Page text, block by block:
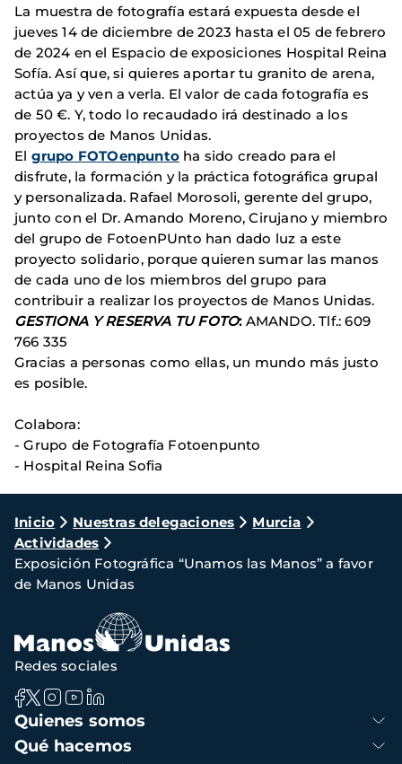
La muestra de fotografía estará expuesta desde el
jueves 14 de diciembre de 2023 hasta el 05 de febrero
de 2024 en el Espacio de exposiciones Hospital Reina
Sofía. Así que, si quieres aportar tu granito de arena,
actúa ya y ven a verla. El valor de cada fotografía es
de 50 €. Y, todo lo recaudado irá destinado a los
proyectos de Manos Unidas.
El grupo FOTOenpunto ha sido creado para el
disfrute, la formación y la práctica fotográfica grupal
y personalizada. Rafael Morosoli, gerente del grupo,
junto con el Dr. Amando Moreno, Cirujano y miembro
del grupo de FotoenPUnto han dado luz a este
proyecto solidario, porque quieren sumar las manos
de cada uno de los miembros del grupo para
contribuir a realizar los proyectos de Manos Unidas.
GESTIONA Y RESERVA TU FOTO:AMANDO. Tlf.: 609
766 335
Gracias a personas como ellas, un mundo más justo
es posible.
Colabora:
- Grupo de Fotografía Fotoenpunto
- Hospital Reina Sofia
Ruta
de
navegación
Inicio Nuestras delegaciones
Murcia
Actividades
Exposición Fotográfica “Unamos las Manos” a favor
de Manos Unidas
Navegación
principal
Quienes somos
Qué hacemos
Redes sociales